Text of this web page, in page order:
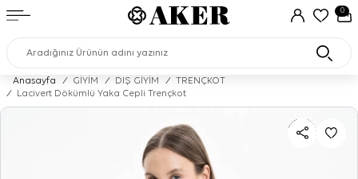
0
Anasayfa / GİYİM / DIŞ GİYİM /
TRENÇKOT
/
Lacivert Dökümlü Yaka Cepli Trençkot